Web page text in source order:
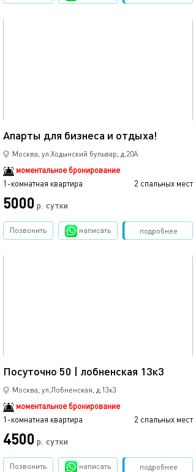
Апарты для бизнеса и отдыха!
Москва, ул.Ходынский бульвар, д.20А
моментальное бронирование
1-комнатная квартира
2 спальных мест
5000 р. сутки
подробнее
Позвонить написать Забронировать
Посуточно 50 | лобненская 13к3
Москва, ул.Лобненская, д.13к3
моментальное бронирование
1-комнатная квартира
2 спальных мест
4500 р. сутки
подробнее
Позвонить написать Забронировать